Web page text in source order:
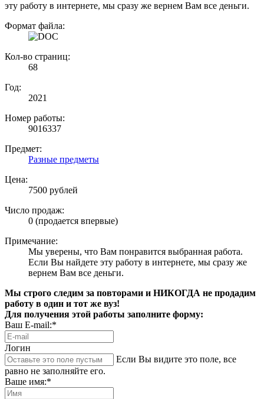
эту работу в интернете, мы сразу же вернем Вам все деньги.
Формат файла:
Кол-во страниц:
68
Год:
2021
Номер работы:
9016337
Предмет:
Разные предметы
Цена:
7500 рублей
Число продаж:
0 (продается впервые)
Примечание:
Мы уверены, что Вам понравится выбранная работа.
Если Вы найдете эту работу в интернете, мы сразу же
вернем Вам все деньги.
Мы строго следим за повторами и НИКОГДА не продадим
работу в один и тот же вуз!
Для получения этой работы заполните форму:
Ваш E-mail:*
Логин
Если Вы видите это поле, все
равно не заполняйте его.
Ваше имя:*